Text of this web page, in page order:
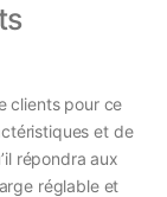
clients pour ce
et de
répondra aux
réglable et